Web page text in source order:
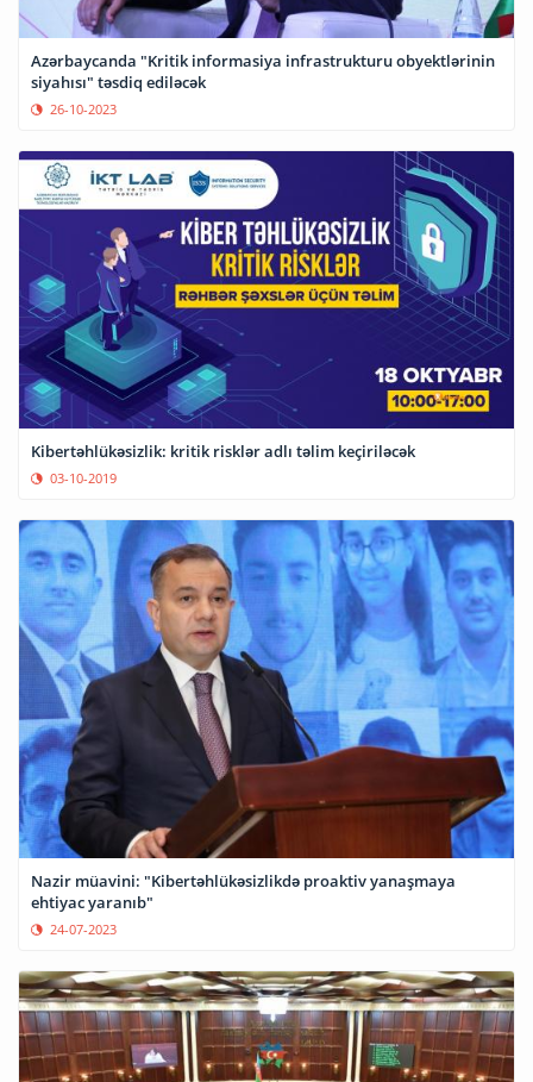
Azərbaycanda "Kritik informasiya infrastrukturu obyektlərinin
siyahısı" təsdiq ediləcək
26-10-2023
Kibertəhlükəsizlik: kritik risklər adlı təlim keçiriləcək
03-10-2019
Nazir müavini: "Kibertəhlükəsizlikdə proaktiv yanaşmaya
ehtiyac yaranıb"
24-07-2023